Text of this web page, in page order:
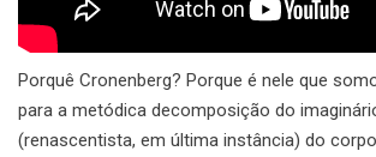
Porquê Cronenberg? Porque é nele que
para a metódica decomposição do
(renascentista, em última instância) do